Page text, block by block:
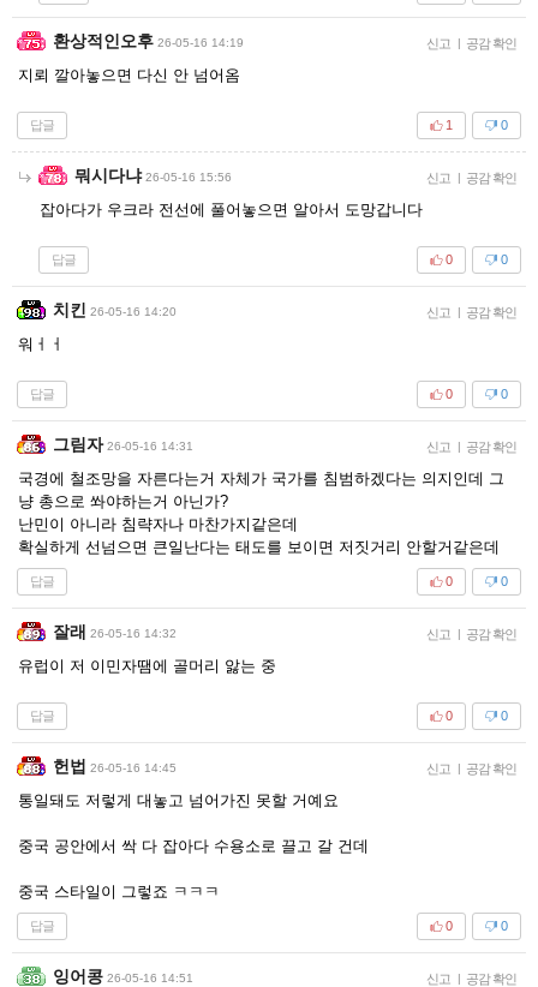
환상적인오후 26-05-16 14:19 신고 | 공감 확인
지뢰 깔아놓으면 다신 안 넘어옴
답글 0
1
뭐시다냐 26-05-16 15:56 신고 | 공감 확인
잡아다가 우크라 전선에 풀어놓으면 알아서 도망갑니다
답글 0
0
치킨 26-05-16 14:20 신고 | 공감 확인
워ㅓㅓ
답글 0
0
그림자 26-05-16 14:31 신고 | 공감 확인
국경에 철조망을 자른다는거 자체가 국가를 침범하겠다는 의지인데 그
냥 총으로 쏴야하는거 아닌가?
난민이 아니라 침략자나 마찬가지같은데
확실하게 선넘으면 큰일난다는 태도를 보이면 저짓거리 안할거같은데
답글 0
0
잘래 26-05-16 14:32 신고 | 공감 확인
유럽이 저 이민자땜에 골머리 앓는 중
답글 0
0
헌법 26-05-16 14:45 신고 | 공감 확인
통일돼도 저렇게 대놓고 넘어가진 못할 거예요
중국 공안에서 싹 다 잡아다 수용소로 끌고 갈 건데
중국 스타일이 그렇죠 ㅋㅋㅋ
답글 0
0
잉어콩 26-05-16 14:51 신고 | 공감 확인